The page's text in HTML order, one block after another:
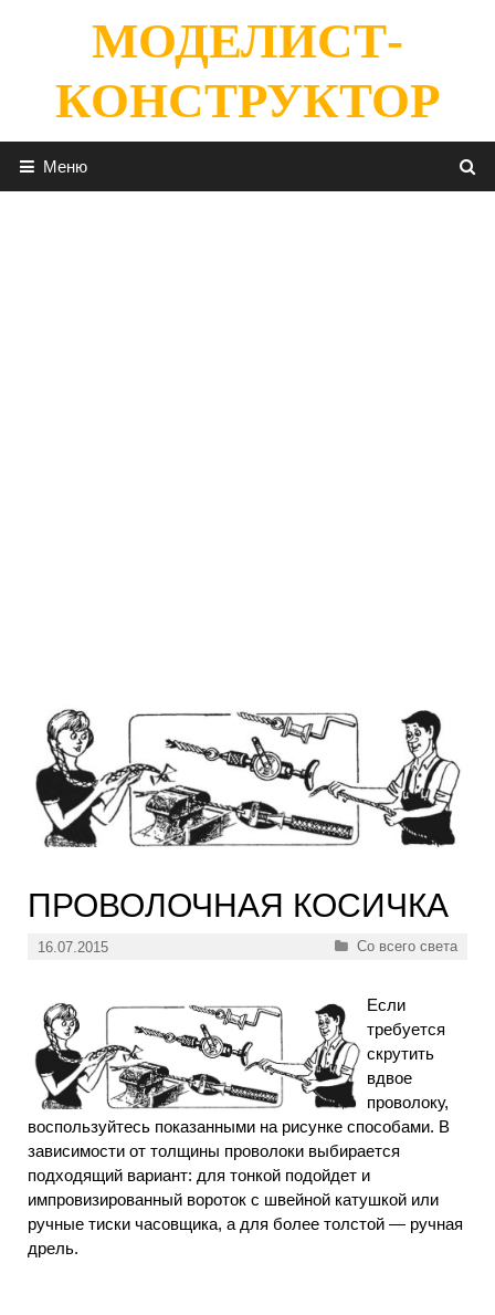
содержимомуМОДЕЛИСТ-
КОНСТРУКТОР
Меню
ПРОВОЛОЧНАЯ КОСИЧКА
16.07.2015 Рубрики
Со всего света
Если
требуется
скрутить
вдвое
проволоку,
воспользуйтесь показанными на рисунке способами. В
зависимости от толщины проволоки выбирается
подходящий вариант: для тонкой подойдет и
импровизированный вороток с швейной катушкой или
ручные тиски часовщика, а для более толстой — ручная
дрель.